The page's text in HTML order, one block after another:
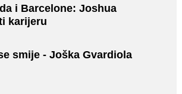
i Barcelone: Joshua
karijeru
smije - Joška Gvardiola